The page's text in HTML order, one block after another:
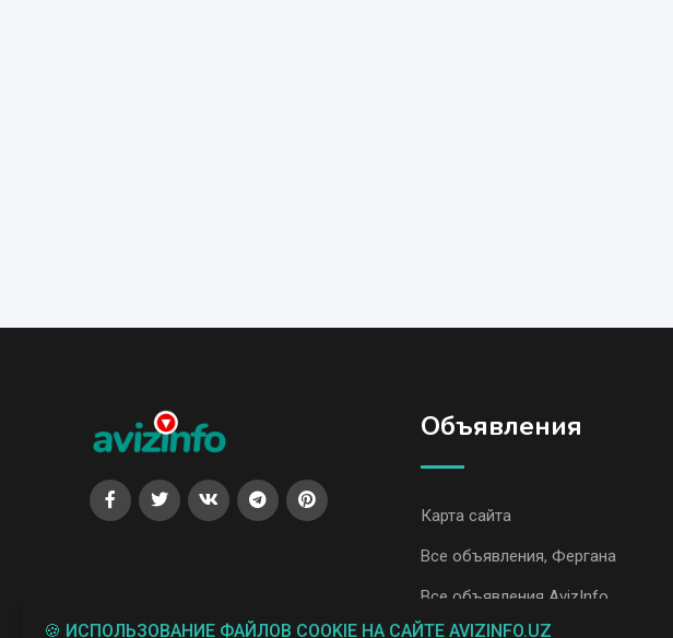
Объявления
Карта сайта
Все объявления, Фергана
Все объявления AvizInfo
🍪 ИСПОЛЬЗОВАНИЕ ФАЙЛОВ COOKIE НА САЙТЕ AVIZINFO.UZ